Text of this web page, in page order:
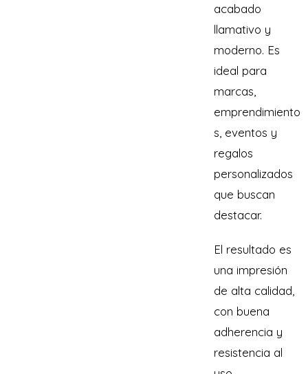
acabado
llamativo y
moderno. Es
ideal para
marcas,
emprendimiento
s, eventos y
regalos
personalizados
que buscan
destacar.
El resultado es
una impresión
de alta calidad,
con buena
adherencia y
resistencia al